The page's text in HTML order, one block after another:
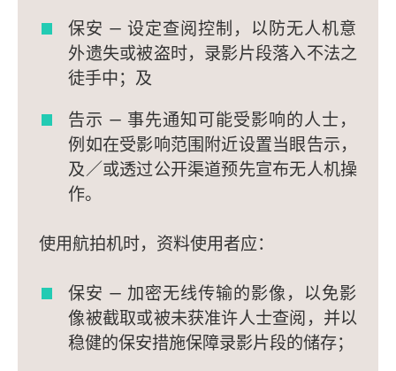
保安 — 设定查阅控制，以防无人机意
外遗失或被盗时，录影片段落入不法之
徒手中；及
告示 — 事先通知可能受影响的人士，
例如在受影响范围附近设置当眼告示，
及／或透过公开渠道预先宣布无人机操
作。
使用航拍机时，资料使用者应：
保安 — 加密无线传输的影像，以免影
像被截取或被未获准许人士查阅，并以
稳健的保安措施保障录影片段的储存；